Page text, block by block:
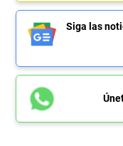
Siga las